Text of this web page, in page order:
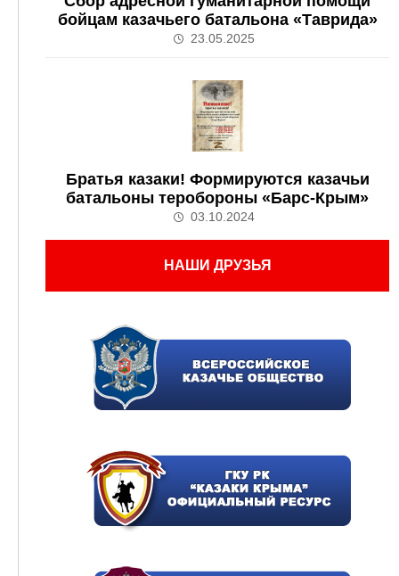
бойцам казачьего батальона «Таврида»
23.05.2025
Братья казаки! Формируются казачьи
батальоны теробороны «Барс-Крым»
03.10.2024
НАШИ ДРУЗЬЯ